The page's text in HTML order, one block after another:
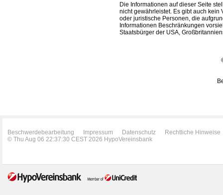
Die Informationen auf dieser Seite
nicht gewährleistet. Es gibt auch kein
oder juristische Personen, die
Informationen Beschränkungen
Staatsbürger der USA,
Beschwerdebearbeitung Impressum Datenschutz
Rechtliche Hinweise
© Thu Aug 06 22:37:30 CEST 2026 HypoVereinsbank